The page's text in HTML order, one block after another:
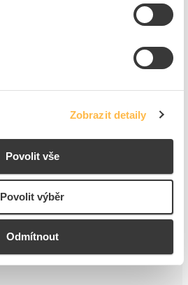
Zobrazit detaily
Povolit vše
Povolit výběr
Odmítnout
do košíku
8595216621047
PANLUX